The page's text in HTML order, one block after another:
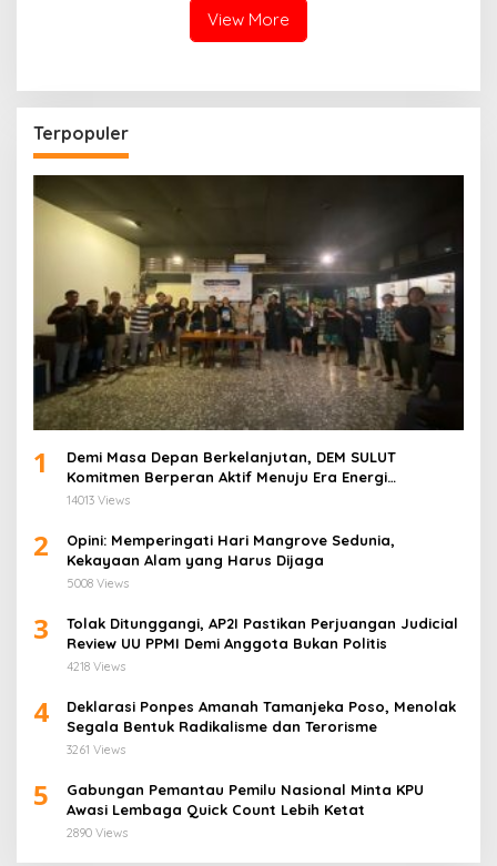
View More
Terpopuler
1
Demi Masa Depan Berkelanjutan, DEM SULUT
Komitmen Berperan Aktif Menuju Era Energi
Terbarukan di Sulawesi Utara
14013 Views
2
Opini: Memperingati Hari Mangrove Sedunia,
Kekayaan Alam yang Harus Dijaga
5008 Views
3
Tolak Ditunggangi, AP2I Pastikan Perjuangan Judicial
Review UU PPMI Demi Anggota Bukan Politis
4218 Views
4
Deklarasi Ponpes Amanah Tamanjeka Poso, Menolak
Segala Bentuk Radikalisme dan Terorisme
3261 Views
5
Gabungan Pemantau Pemilu Nasional Minta KPU
Awasi Lembaga Quick Count Lebih Ketat
2890 Views